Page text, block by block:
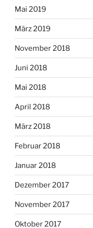
Mai 2019
März 2019
November 2018
Juni 2018
Mai 2018
April 2018
März 2018
Februar 2018
Januar 2018
Dezember 2017
November 2017
Oktober 2017